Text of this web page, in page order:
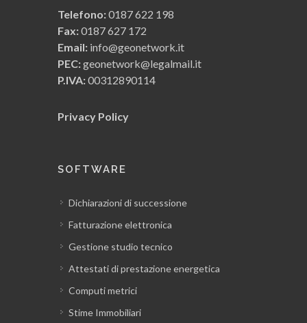
Euclide IFC: computo metrico a partire
da un modello BIM
Gestione delle quantità in partita
provvisoria
Registro documenti: altri documenti di
Telefono:0187 622 198
Fax:0187 627 172
Email: info@geonetwork.it
PEC:geonetwork@legalmail.it
P.IVA:00312890114
Privacy Policy
SOFTWARE
Dichiarazioni di successione
Fatturazione elettronica
Gestione studio tecnico
Attestati di prestazione energetica
Computi metrici
Stime Immobiliari